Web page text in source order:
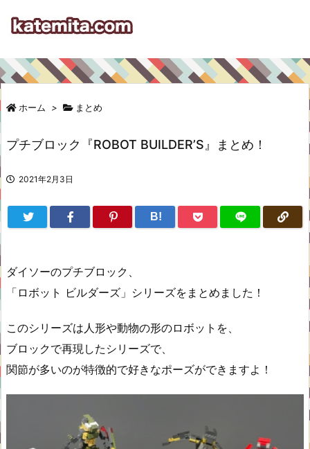
ホーム > まとめ
プチブロック『ROBOT BUILDER’S』まとめ！
2021年2月3日
B!
ダイソーのプチブロック、
「ロボット ビルダーズ」シリーズをまとめました！
このシリーズは人形や動物の形のロボットを、
ブロックで再現したシリーズで、
関節が多いのが特徴的で好きなポーズができますよ！